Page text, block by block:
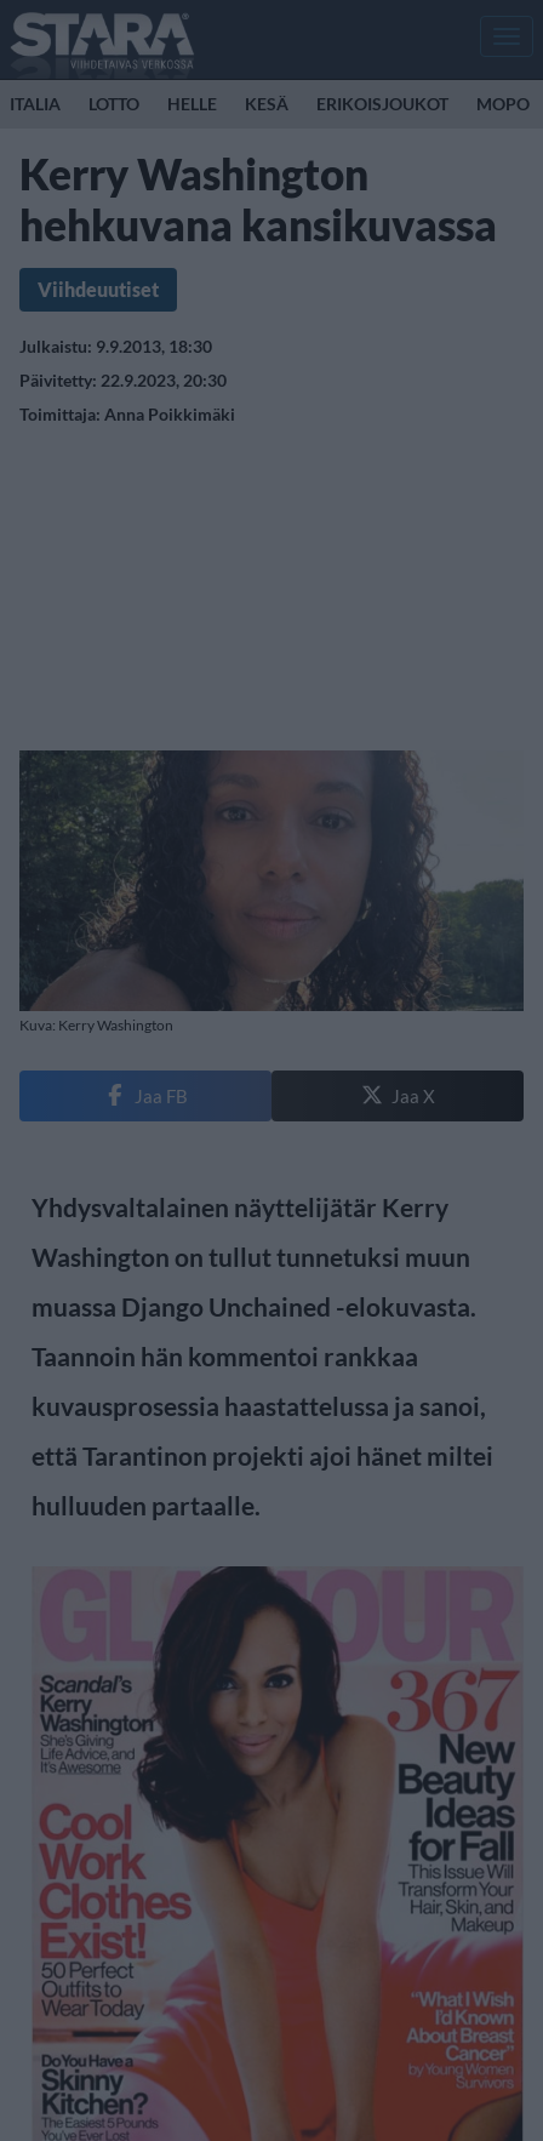
ITALIA LOTTO HELLE KESÄ ERIKOISJOUKOT MOPO
Kerry Washington
hehkuvana kansikuvassa
Viihdeuutiset
Julkaistu: 9.9.2013, 18:30
Päivitetty: 22.9.2023, 20:30
Toimittaja: Anna Poikkimäki
Kuva: Kerry Washington
Jaa FB Jaa X
Yhdysvaltalainen näyttelijätär Kerry
Washington on tullut tunnetuksi muun
muassa Django Unchained -elokuvasta.
Taannoin hän kommentoi rankkaa
kuvausprosessia haastattelussa ja sanoi,
että Tarantinon projekti ajoi hänet miltei
hulluuden partaalle.